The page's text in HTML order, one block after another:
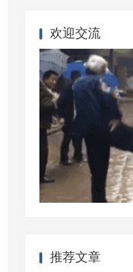
欢迎交流
推荐文章